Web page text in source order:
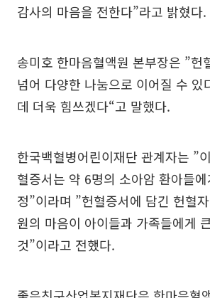
감사의 마음을 전한다”라고 밝혔다.
송미호 한마음혈액원 본부장은 ”헌
넘어 다양한 나눔으로 이어질 수 있
데 더욱 힘쓰겠다“고 말했다.
한국백혈병어린이재단 관계자는 ”
혈증서는 약 6명의 소아암 환아들
정”이라며 ”헌혈증서에 담긴 헌혈
원의 마음이 아이들과 가족들에게
것”이라고 전했다.